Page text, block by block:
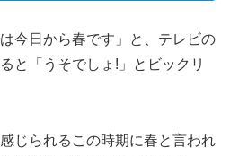
今日から春です」と、テレビの
と「うそでしょ!」とビックリ
じられるこの時期に春と言われ